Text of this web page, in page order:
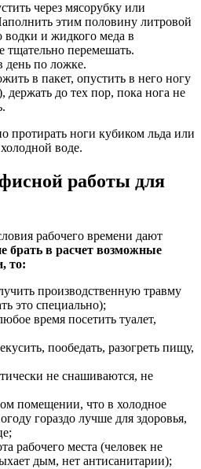
через мясорубку или
этим половину литровой
водки и жидкого меда в
тщательно перемешать.
по ложке.
в пакет, опустить в него ногу
держать до тех пор, пока нога не
протирать ноги кубиком льда или
воде.
работы для
рабочего времени дают
брать в расчет возможные
то:
производственную травму
это специально);
время посетить туалет,
пообедать, разогреть пищу,
не снашиваются, не
помещении, что в холодное
гораздо лучше для здоровья,
рабочего места (человек не
дым, нет антисанитарии);